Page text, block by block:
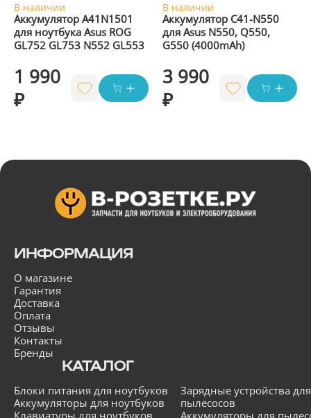
В наличии
Аккумулятор A41N1501
для ноутбука Asus ROG
GL752 GL753 N552 GL553
1 990
₽
В наличии
Аккумулятор C41-N550
для Asus N550, Q550,
G550 (4000mAh)
3 990
₽
ИНФОРМАЦИЯ
О магазине
Гарантия
Доставка
Оплата
Отзывы
Контакты
Бренды
КАТАЛОГ
Блоки питания для ноутбуков
Аккумуляторы для ноутбуков
Клавиатуры для ноутбуков
Зарядные устройства для
пылесосов
Аккумуляторы для